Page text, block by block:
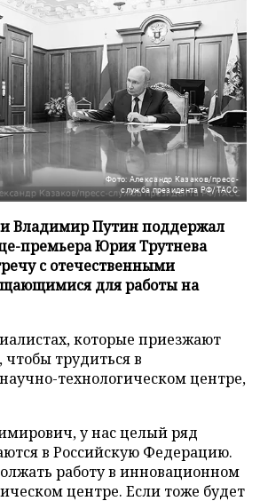
Фото: Александр Казаков/пресс-
служба президента РФ/ТАСС
Владимир Путин поддержал
премьера Юрия Трутнева
с отечественными
для работы на
которые приезжают
чтобы трудиться в
технологическом центре,
у нас целый ряд
в Российскую Федерацию.
работу в инновационном
центре. Если тоже будет